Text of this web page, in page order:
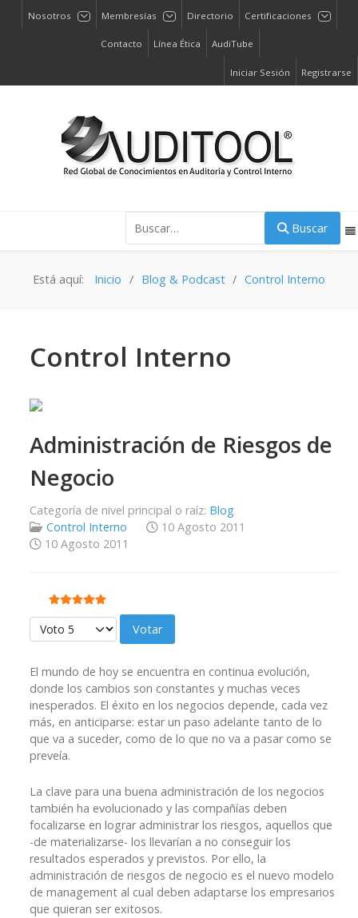
Nosotros Membresías Directorio Certificaciones
Contacto Línea Ética AudiTube
Iniciar Sesión Registrarse
Buscar
Está aquí: Inicio Blog & Podcast Control Interno
Control Interno
Administración de Riesgos de
Negocio
Categoría de nivel principal o raíz: Blog
Control Interno
10 Agosto 2011
10 Agosto 2011
Ratio:5/5
Por favor, vote
El mundo de hoy se encuentra en continua evolución,
donde los cambios son constantes y muchas veces
inesperados. El éxito en los negocios depende, cada vez
más, en anticiparse: estar un paso adelante tanto de lo
que va a suceder, como de lo que no va a pasar como se
preveía.
La clave para una buena administración de los negocios
también ha evolucionado y las compañías deben
focalizarse en lograr administrar los riesgos, aquellos que
-de materializarse- los llevarían a no conseguir los
resultados esperados y previstos. Por ello, la
administración de riesgos de negocio es el nuevo modelo
de management al cual deben adaptarse los empresarios
que quieran ser exitosos.